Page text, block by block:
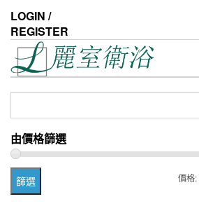
the
content
LOGIN /
REGISTER
鍵
字:
由價格篩選
篩選 價格: